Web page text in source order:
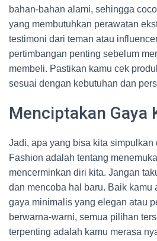
bahan-bahan alami, sehingga
yang membutuhkan perawatan
testimoni dari teman atau
pertimbangan penting sebelum
membeli. Pastikan kamu cek
sesuai dengan kebutuhan dan
Menciptakan Gaya
Jadi, apa yang bisa kita simpulkan
Fashion adalah tentang
mencerminkan diri kita. Jangan
dan mencoba hal baru. Baik kamu
gaya minimalis yang elegan atau
berwarna-warni, semua pilihan
terpenting adalah kamu merasa